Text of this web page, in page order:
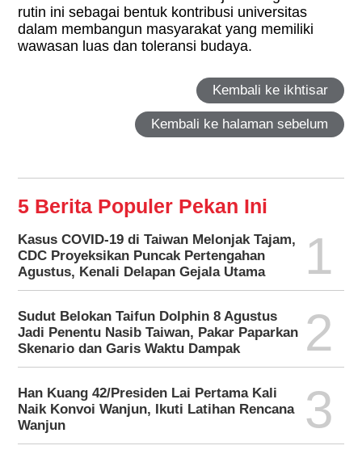
rutin ini sebagai bentuk kontribusi universitas
dalam membangun masyarakat yang memiliki
wawasan luas dan toleransi budaya.
Kembali ke ikhtisar
Kembali ke halaman sebelum
5 Berita Populer Pekan Ini
Kasus COVID-19 di Taiwan Melonjak Tajam,
CDC Proyeksikan Puncak Pertengahan
Agustus, Kenali Delapan Gejala Utama
1
Sudut Belokan Taifun Dolphin 8 Agustus
Jadi Penentu Nasib Taiwan, Pakar Paparkan
Skenario dan Garis Waktu Dampak
2
Han Kuang 42/Presiden Lai Pertama Kali
Naik Konvoi Wanjun, Ikuti Latihan Rencana
Wanjun
3